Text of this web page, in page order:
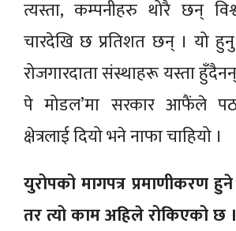
त्यस्ता, कम्पनीहरु थोरै छन्
चारदेखि छ प्रतिशत छन् । यो हुनु
रोजगारदाता संस्थाहरू यस्ता
पे मोडल’मा सरकार आफैंले
क्षेत्रलाई दियो भने नाफा चाहियो ।
युरोपको मागपत्र प्रमाणीकरण
तर त्यो काम अहिले रोकिएको छ